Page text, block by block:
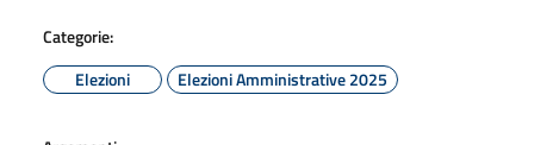
Categorie:
Elezioni
Elezioni Amministrative 2025